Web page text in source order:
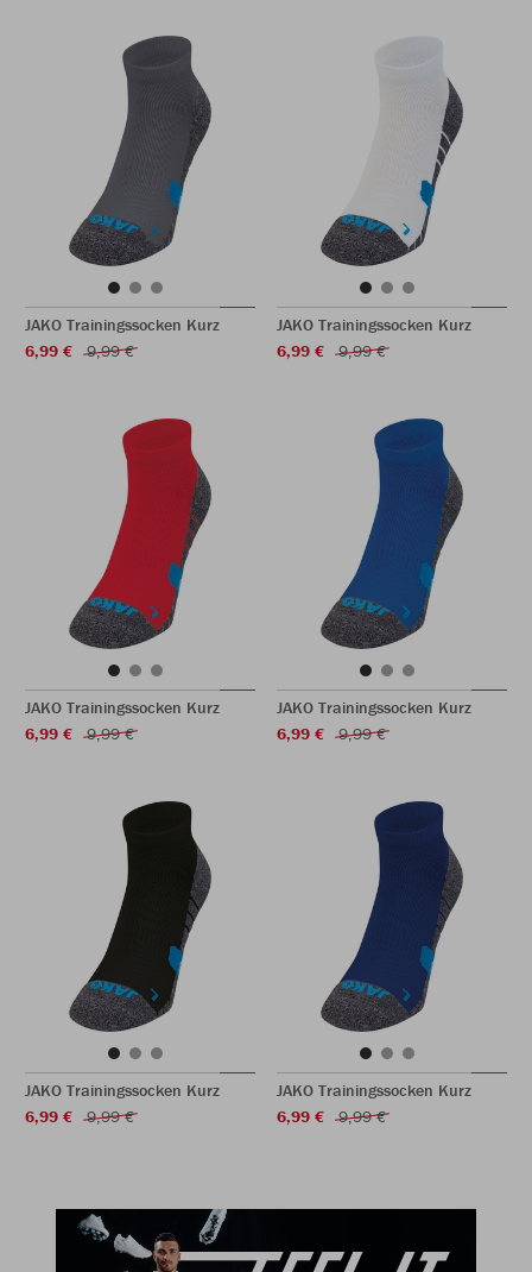
JAKO Trainingssocken Kurz
6,99 €
9,99 €
JAKO Trainingssocken Kurz
6,99 €
9,99 €
JAKO Trainingssocken Kurz
6,99 €
9,99 €
JAKO Trainingssocken Kurz
6,99 €
9,99 €
JAKO Trainingssocken Kurz
6,99 €
9,99 €
JAKO Trainingssocken Kurz
6,99 €
9,99 €